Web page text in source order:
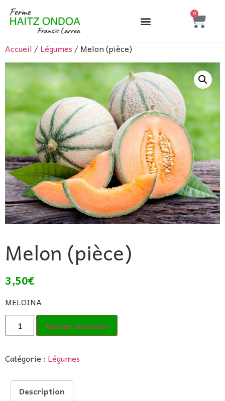
0
Accueil/Légumes/ Melon (pièce)
Melon (pièce)
3,50€
MELOINA
Ajouter au panier
Catégorie : Légumes
Description